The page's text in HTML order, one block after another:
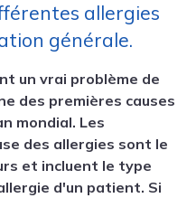
allergies
générale.
un vrai problème de
des premières causes
mondial. Les
des allergies sont le
et incluent le type
d'un patient. Si